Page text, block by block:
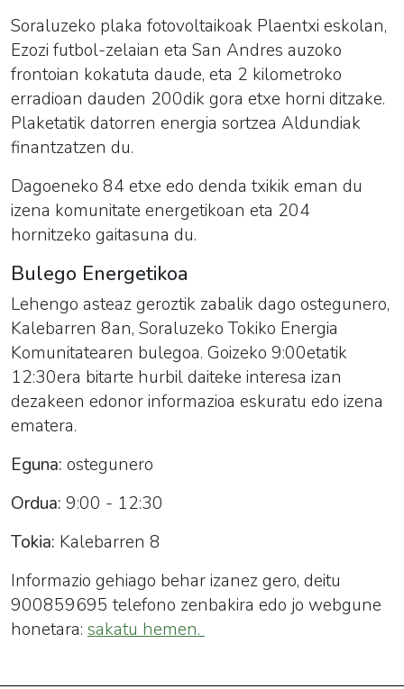
Soraluzeko plaka fotovoltaikoak Plaentxi eskolan,
Ezozi futbol-zelaian eta San Andres auzoko
frontoian kokatuta daude, eta 2 kilometroko
erradioan dauden 200dik gora etxe horni ditzake.
Plaketatik datorren energia sortzea Aldundiak
finantzatzen du.
Dagoeneko 84 etxe edo denda txikik eman du
izena komunitate energetikoan eta 204
hornitzeko gaitasuna du.
Bulego Energetikoa
Lehengo asteaz geroztik zabalik dago ostegunero,
Kalebarren 8an, Soraluzeko Tokiko Energia
Komunitatearen bulegoa. Goizeko 9:00etatik
12:30era bitarte hurbil daiteke interesa izan
dezakeen edonor informazioa eskuratu edo izena
ematera.
Eguna: ostegunero
Ordua: 9:00 - 12:30
Tokia: Kalebarren 8
Informazio gehiago behar izanez gero, deitu
900859695 telefono zenbakira edo jo webgune
honetara: sakatu hemen.